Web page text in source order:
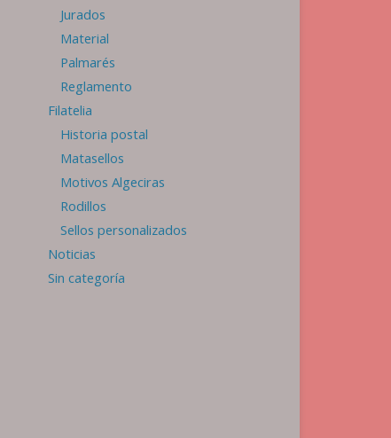
Jurados
Material
Palmarés
Reglamento
Filatelia
Historia postal
Matasellos
Motivos Algeciras
Rodillos
Sellos personalizados
Noticias
Sin categoría